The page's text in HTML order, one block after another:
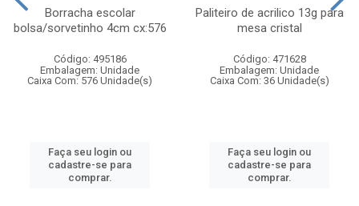
Borracha escolar
bolsa/sorvetinho 4cm cx:576
Código: 495186
Embalagem: Unidade
Caixa Com: 576 Unidade(s)
Faça seu login ou
cadastre-se para
comprar.
Paliteiro de acrilico 13g para
mesa cristal
Código: 471628
Embalagem: Unidade
Caixa Com: 36 Unidade(s)
Faça seu login ou
cadastre-se para
comprar.